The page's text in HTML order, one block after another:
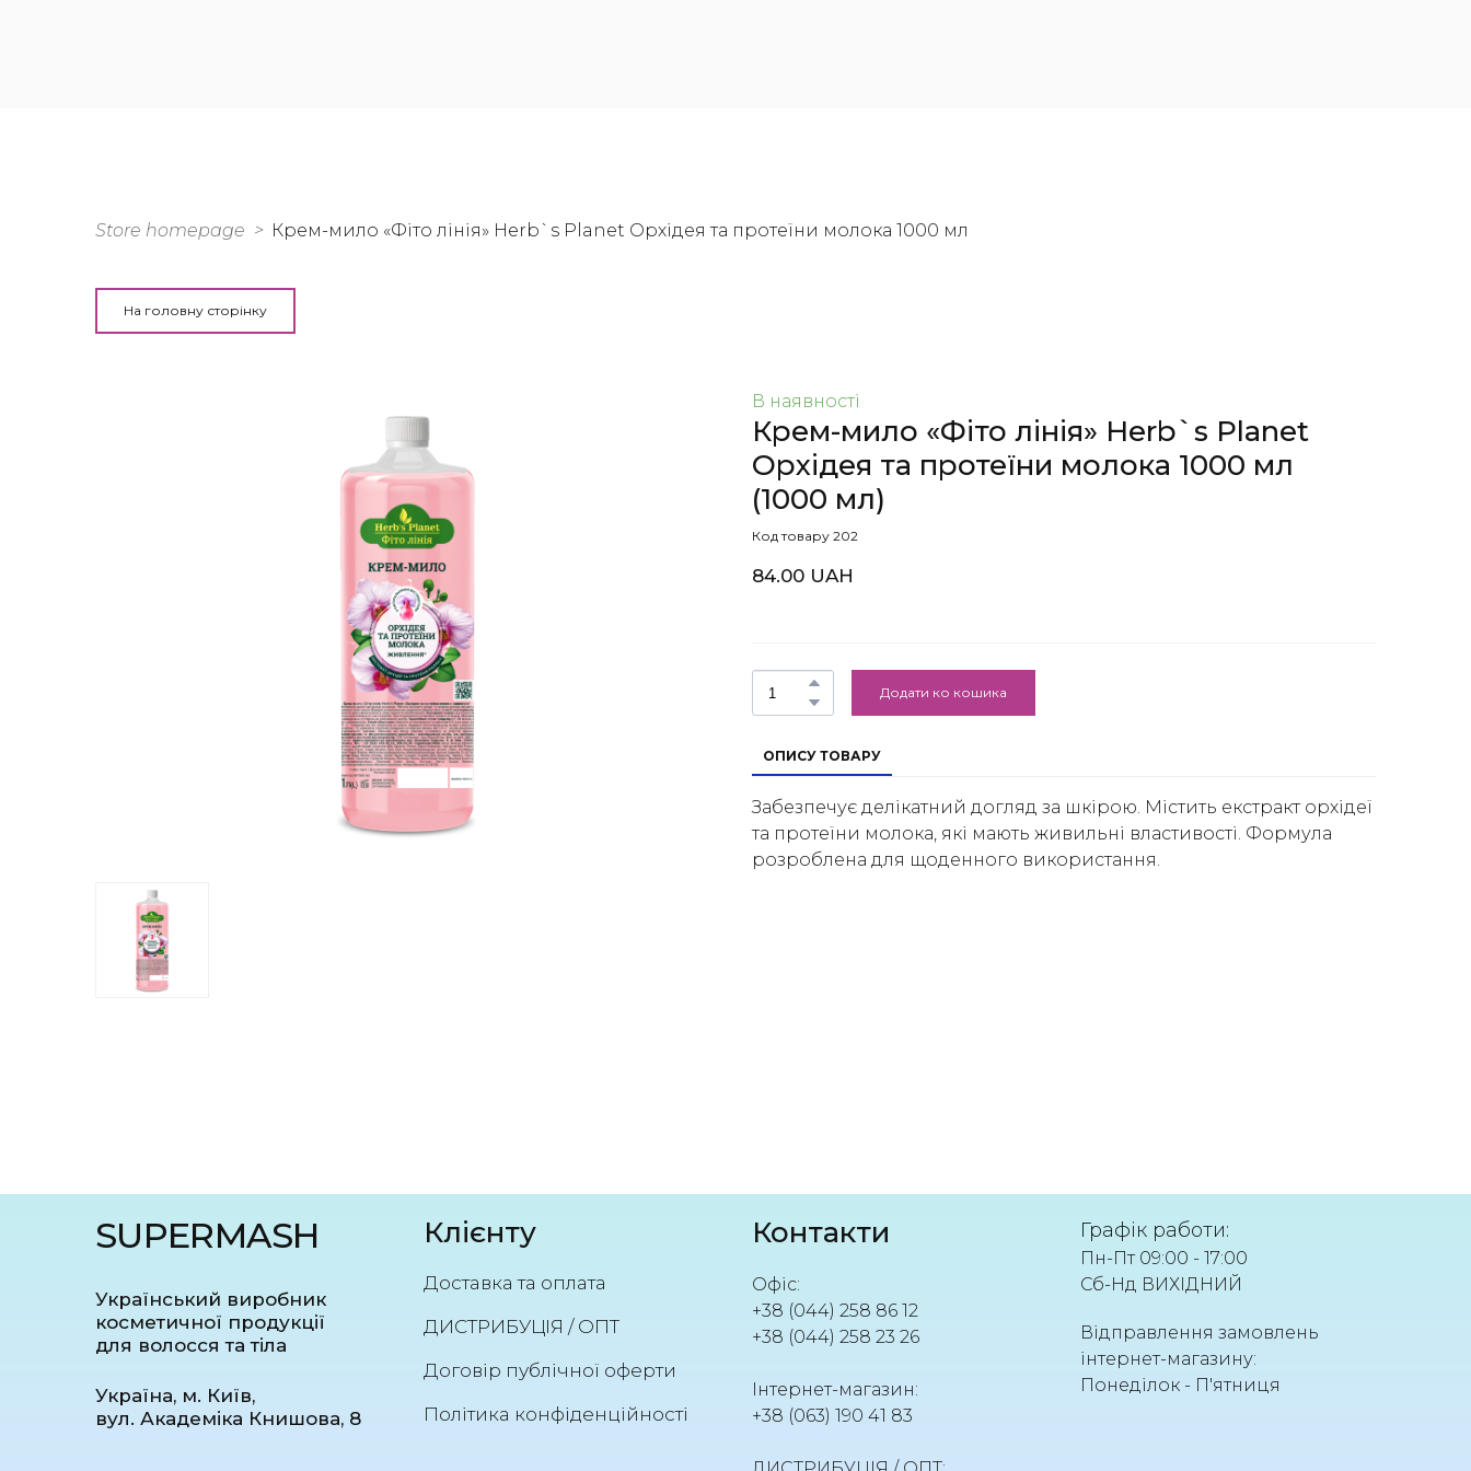
Store homepage Крем-мило «Фіто лінія» Herb`s Planet Орхідея та протеїни молока 1000 мл
На головну сторінку
В наявності
Крем-мило «Фіто лінія» Herb`s Planet
Орхідея та протеїни молока 1000 мл
(1000 мл)
Код товару 202
84.00 UAH
Додати ко кошика
ОПИСУ ТОВАРУ
Забезпечує делікатний догляд за шкірою. Містить екстракт орхідеї
та протеїни молока, які мають живильні властивості. Формула
розроблена для щоденного використання.
SUPERMASH
Український виробник
косметичної продукції
для волосся та тіла
Україна, м. Київ,
вул. Академіка Книшова, 8
Клієнту
Доставка та оплата
ДИСТРИБУЦІЯ / ОПТ
Договір публічної оферти
Політика конфіденційності
Контакти
Офіс:
+38 (044) 258 86 12
+38 (044) 258 23 26
Інтернет-магазин:
+38 (063) 190 41 83
Графік работи:
Пн-Пт 09:00 - 17:00
Сб-Нд ВИХІДНИЙ
Відправлення замовлень
інтернет-магазину:
Понеділок - П'ятниця